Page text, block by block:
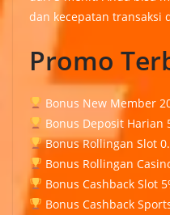
dan kecepatan transaksi
Promo
Bonus New Member
Bonus Deposit Harian
Bonus Rollingan Slot
Bonus Rollingan
Bonus Cashback Slot
Bonus Cashback